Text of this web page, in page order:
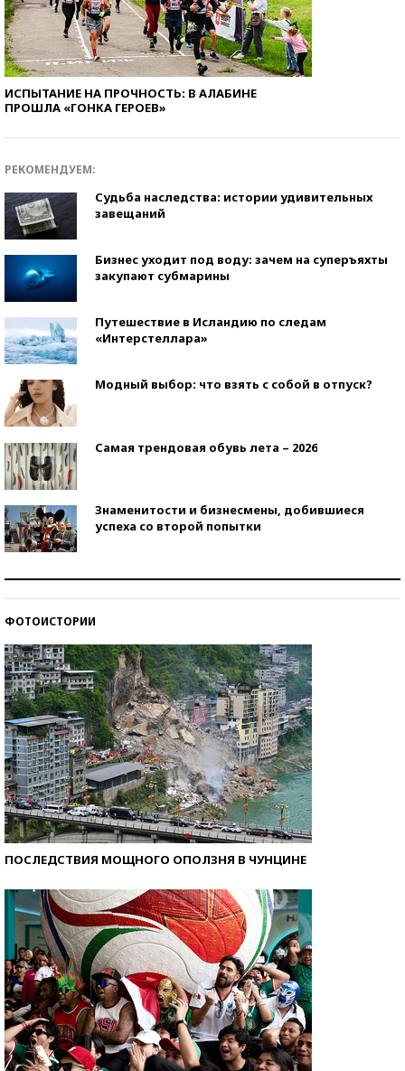
ИСПЫТАНИЕ НА ПРОЧНОСТЬ: В АЛАБИНЕ
ПРОШЛА «ГОНКА ГЕРОЕВ»
РЕКОМЕНДУЕМ:
Судьба наследства: истории удивительных
завещаний
Бизнес уходит под воду: зачем на суперъяхты
закупают субмарины
Путешествие в Исландию по следам
«Интерстеллара»
Модный выбор: что взять с собой в отпуск?
Самая трендовая обувь лета – 2026
Знаменитости и бизнесмены, добившиеся
успеха со второй попытки
ФОТОИСТОРИИ
ПОСЛЕДСТВИЯ МОЩНОГО ОПОЛЗНЯ В ЧУНЦИНЕ